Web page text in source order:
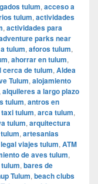
tulum, acceso a
tulum, actividades
, actividades para
parks near
tulum, aforos tulum,
, ahorrar en tulum,
cerca de tulum, Aldea
Tulum, alojamiento
alquileres a largo plazo
tulum, antros en
tulum, arca tulum,
tulum, arquitectura
, artesanias
viajes tulum, ATM
de aves tulum,
, bares de
Tulum, beach clubs